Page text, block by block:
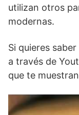
utilizan otros
modernas.
Si quieres saber
a través de
que te